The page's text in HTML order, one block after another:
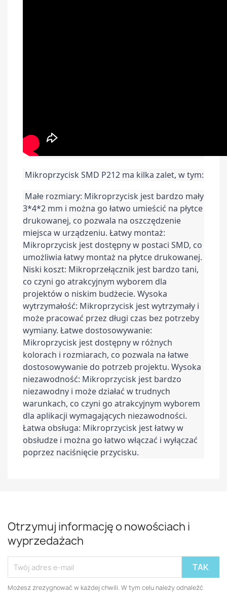
Mikroprzycisk SMD P212 ma kilka zalet, w tym:
Małe rozmiary: Mikroprzycisk jest bardzo mały
3*4*2 mm i można go łatwo umieścić na płytce
drukowanej, co pozwala na oszczędzenie
Mikroprzycisk jest dostępny w postaci SMD, co
umożliwia łatwy montaż na płytce drukowanej.
Niski koszt: Mikroprzełącznik jest bardzo tani,
co czyni go atrakcyjnym wyborem dla
projektów o niskim budżecie. Wysoka
wytrzymałość: Mikroprzycisk jest wytrzymały i
może pracować przez długi czas bez potrzeby
Mikroprzycisk jest dostępny w różnych
kolorach i rozmiarach, co pozwala na łatwe
dostosowywanie do potrzeb projektu. Wysoka
niezawodność: Mikroprzycisk jest bardzo
niezawodny i może działać w trudnych
warunkach, co czyni go atrakcyjnym wyborem
dla aplikacji wymagających niezawodności.
Łatwa obsługa: Mikroprzycisk jest łatwy w
obsłudze i można go łatwo włączać i wyłączać
poprzez naciśnięcie przycisku.
Otrzymuj informację o nowościach i
wyprzedażach
Możesz zrezygnować w każdej chwili. W tym celu należy odnaleźć